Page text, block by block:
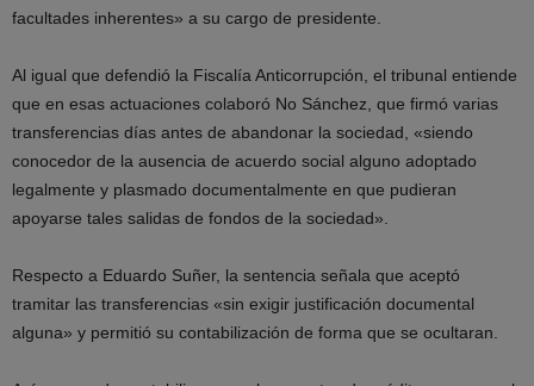
facultades inherentes» a su cargo de presidente.
Al igual que defendió la Fiscalía Anticorrupción, el tribunal entiende
que en esas actuaciones colaboró No Sánchez, que firmó varias
transferencias días antes de abandonar la sociedad, «siendo
conocedor de la ausencia de acuerdo social alguno adoptado
legalmente y plasmado documentalmente en que pudieran
apoyarse tales salidas de fondos de la sociedad».
Respecto a Eduardo Suñer, la sentencia señala que aceptó
tramitar las transferencias «sin exigir justificación documental
alguna» y permitió su contabilización de forma que se ocultaran.